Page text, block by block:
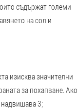
съдържат големи
на сол и
изисква значителни
за похапване. Ако
надвишава 3;